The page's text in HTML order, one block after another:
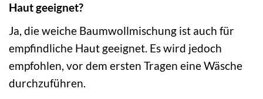
Haut geeignet?
Ja, die weiche Baumwollmischung ist auch für
empfindliche Haut geeignet. Es wird jedoch
empfohlen, vor dem ersten Tragen eine Wäsche
durchzuführen.